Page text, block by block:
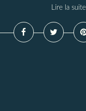
Lire la suite